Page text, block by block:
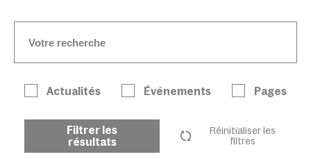
Actualités Événements Pages
Filtrer les
résultats
Réinitialiser les
filtres